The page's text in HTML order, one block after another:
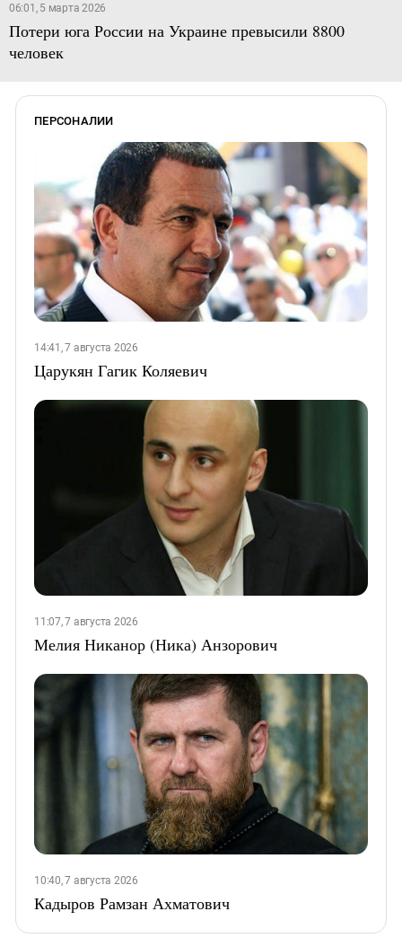
06:01, 5 марта 2026
Потери юга России на Украине превысили 8800
человек
ПЕРСОНАЛИИ
14:41, 7 августа 2026
Царукян Гагик Коляевич
11:07, 7 августа 2026
Мелия Никанор (Ника) Анзорович
10:40, 7 августа 2026
Кадыров Рамзан Ахматович